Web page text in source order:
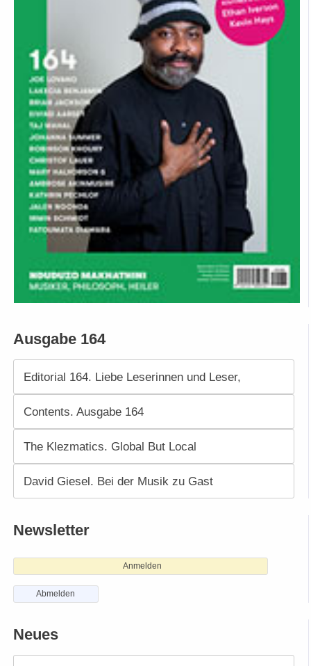
Ausgabe 164
Editorial 164. Liebe Leserinnen und Leser,
Contents. Ausgabe 164
The Klezmatics. Global But Local
David Giesel. Bei der Musik zu Gast
Newsletter
Anmelden
Abmelden
Neues